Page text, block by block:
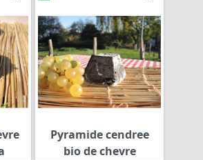
Pyramide cendree
bio de chevre